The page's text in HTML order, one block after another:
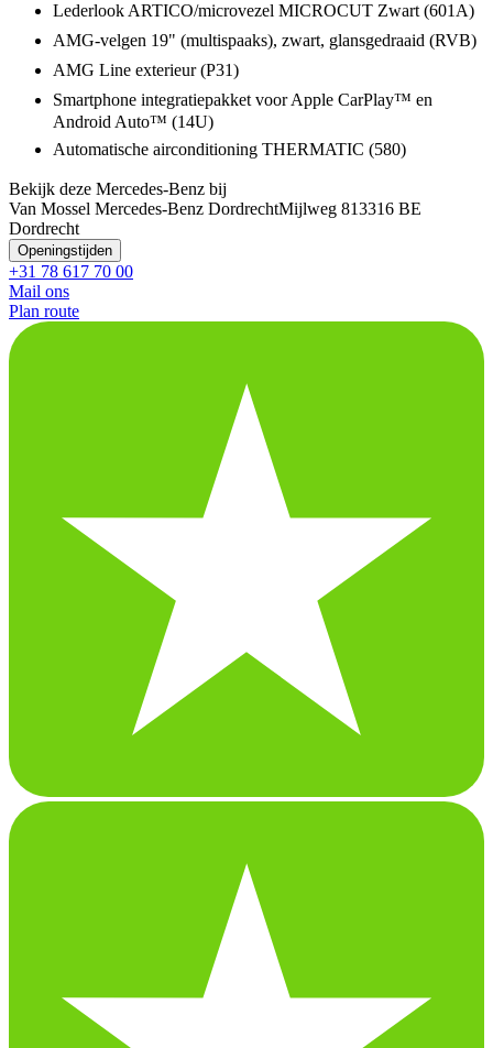
Lederlook ARTICO/microvezel MICROCUT Zwart (601A)
AMG-velgen 19" (multispaaks), zwart, glansgedraaid (RVB)
AMG Line exterieur (P31)
Smartphone integratiepakket voor Apple CarPlay™ en
Android Auto™ (14U)
Automatische airconditioning THERMATIC (580)
Bekijk deze Mercedes-Benz bij
Van Mossel Mercedes-Benz DordrechtMijlweg 813316 BE
Dordrecht
Openingstijden
+31 78 617 70 00
Mail ons
Plan route